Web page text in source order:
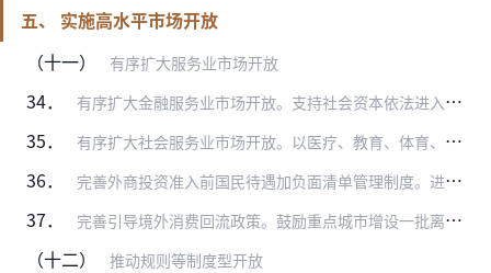
五、 实施高水平市场开放
（十一）
有序扩大服务业市场开放
34． 有序扩大金融服务业市场开放。支持社会资本依法进入银行、证券、资产管理、债券市场等金融服务业。允许在境内设立外资控股的合资银行、证券公司及外商独资或合资的资产管理…
35． 有序扩大社会服务业市场开放。以医疗、教育、体育、托幼、环保、市政等领域为重点，减少市场准入限制，取消对营利性医疗、教育等机构在证照办理、设备购置等方面的不合理限…
36． 完善外商投资准入前国民待遇加负面清单管理制度。进一步缩减外商投资准入负面清单，扩大鼓励外商投资产业目录范围，支持外资加大创新投入力度，营造内外资企业一视同仁、公…
37． 完善引导境外消费回流政策。鼓励重点城市增设一批离境退税商店，在确保有效监管、风险可控前提下，在符合条件的离境退税商店推广开展“即买即退”业务。增加海南离岛免税城…
（十二） 推动规则等制度型开放